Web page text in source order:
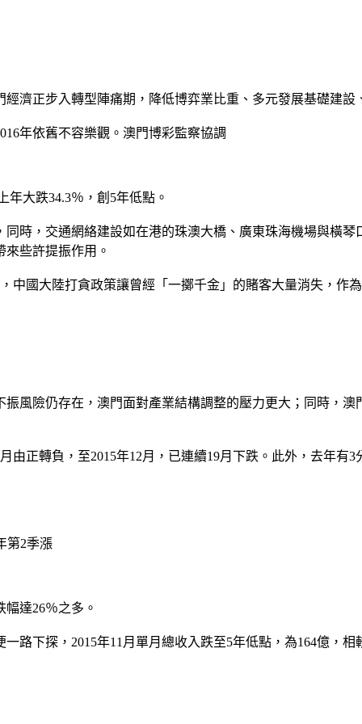
濟正步入轉型陣痛期，降低博弈業比重、多元發展基礎建設
年依舊不容樂觀。澳門博彩監察協調
年大跌34.3％，創5年低點。
時，交通網絡建設如在港的珠澳大橋、廣東珠海機場與橫
些許提振作用。
中國大陸打貪政策讓曾經「一擲千金」的賭客大量消失，作
風險仍存在，澳門面對產業結構調整的壓力更大；同時，
正轉負，至2015年12月，已連續19月下跌。此外，去年有
第2季漲
達26％之多。
路下探，2015年11月單月總收入跌至5年低點，為164億，相